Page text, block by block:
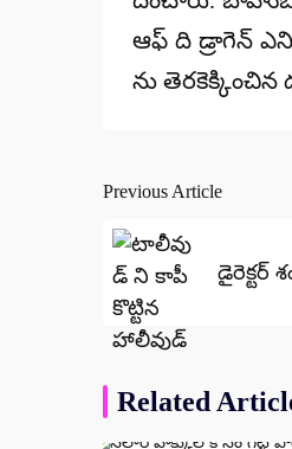
ఆఫ్ ది డ్రాగెన్
ను
Post
navigation
Previous Article
Related